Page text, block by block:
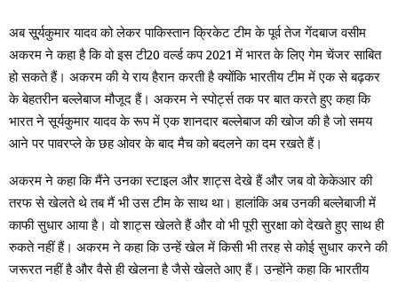
अब सू्र्यकुमार यादव को लेकर पाकिस्तान क्रिकेट टीम के पूर्व तेज गेंदबाज वसीम
अकरम ने कहा है कि वो इस टी20 वर्ल्ड कप 2021 में भारत के लिए गेम चेंजर साबित
हो सकते हैं। अकरम की ये राय हैरान करती है क्योंकि भारतीय टीम में एक से बढ़कर
के बेहतरीन बल्लेबाज मौजूद हैं। अकरम ने स्पोर्ट्स तक पर बात करते हुए कहा कि
भारत ने सूर्यकुमार यादव के रूप में एक शानदार बल्लेबाज की खोज की है जो समय
आने पर पावरप्ले के छह ओवर के बाद मैच को बदलने का दम रखते हैं।
अकरम ने कहा कि मैंने उनका स्टाइल और शाट्स देखे हैं और जब वो केकेआर की
तरफ से खेलते थे तब मैं भी उस टीम के साथ था। हालांकि अब उनकी बल्लेबाजी में
काफी सुधार आया है। वो शाट्स खेलते हैं और वो भी पूरी सुरक्षा को देखते हुए साथ ही
रुकते नहीं हैं। अकरम ने कहा कि उन्हें खेल में किसी भी तरह से कोई सुधार करने की
जरूरत नहीं है और वैसे ही खेलना है जैसे खेलते आए हैं। उन्होंने कहा कि भारतीय